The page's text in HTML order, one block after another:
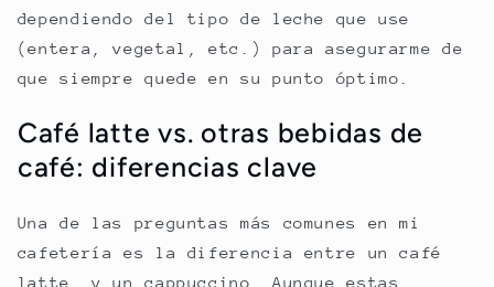
dependiendo del tipo de leche que use
(entera, vegetal, etc.) para asegurarme de
que siempre quede en su punto óptimo.
Café latte vs. otras bebidas de
café: diferencias clave
Una de las preguntas más comunes en mi
cafetería es la diferencia entre un café
latte, y un cappuccino. Aunque estas